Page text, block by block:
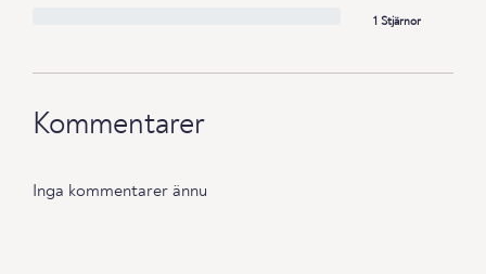
1 Stjärnor
Kommentarer
Inga kommentarer ännu